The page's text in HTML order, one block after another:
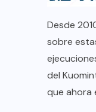
Desde
sobre
del
que ahora